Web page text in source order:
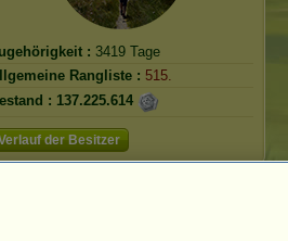
: 3419 Tage
Rangliste : 515.
: 137.225.614
der Besitzer